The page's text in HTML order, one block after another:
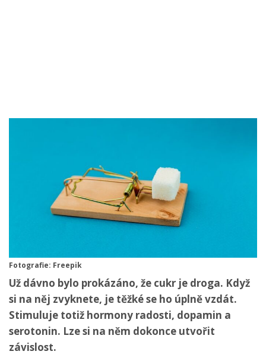
Fotografie: Freepik
Už dávno bylo prokázáno, že cukr je droga. Když
si na něj zvyknete, je těžké se ho úplně vzdát.
Stimuluje totiž hormony radosti, dopamin a
serotonin. Lze si na něm dokonce utvořit
závislost.